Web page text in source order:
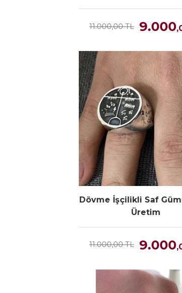
11.000,00 TL 9.000
Dövme İşçilikli Saf
Üretim
11.000,00 TL 9.000